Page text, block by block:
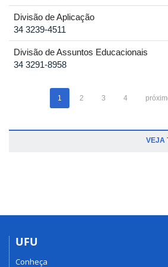
Divisão de Aplicação
34 3239-4511
Divisão de Assuntos Educacionais
34 3291-8958
1 2 3 4
VEJA
UFU
Conheça